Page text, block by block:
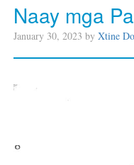
Naay mga
January 30, 2023 by Xtine